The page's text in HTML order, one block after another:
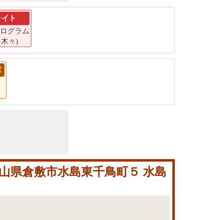
ト
グラム
々)
県倉敷市水島東千鳥町５ 水島